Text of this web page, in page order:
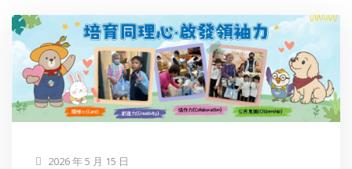
2026 年 5 月 15 日